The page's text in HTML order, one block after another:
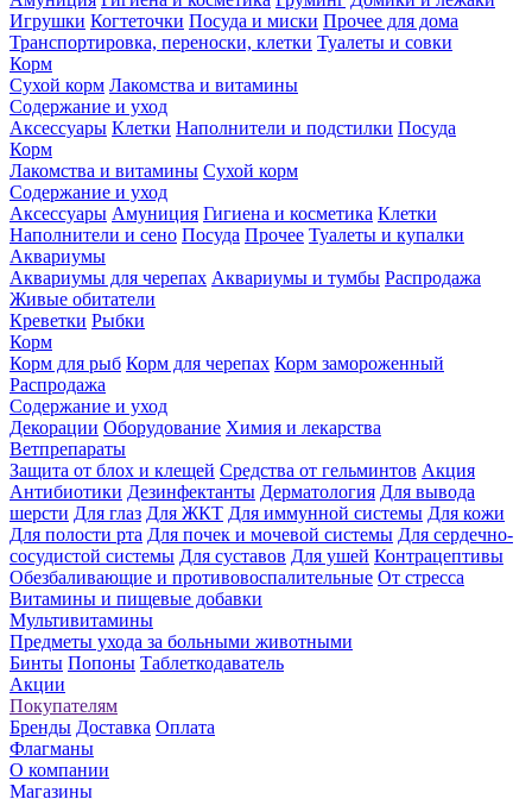
Игрушки Когтеточки Посуда и миски Прочее для дома
Транспортировка, переноски, клетки Туалеты и совки
Корм
Сухой корм Лакомства и витамины
Содержание и уход
Аксессуары Клетки Наполнители и подстилки Посуда
Корм
Лакомства и витамины Сухой корм
Содержание и уход
Аксессуары Амуниция Гигиена и косметика Клетки
Наполнители и сено Посуда Прочее Туалеты и купалки
Аквариумы
Аквариумы для черепах Аквариумы и тумбы Распродажа
Живые обитатели
Креветки Рыбки
Корм
Корм для рыб Корм для черепах Корм замороженный
Распродажа
Содержание и уход
Декорации Оборудование Химия и лекарства
Ветпрепараты
Защита от блох и клещей Средства от гельминтов Акция
Антибиотики Дезинфектанты Дерматология Для вывода
шерсти Для глаз Для ЖКТ Для иммунной системы Для кожи
Для полости рта Для почек и мочевой системы Для сердечно-
сосудистой системы Для суставов Для ушей Контрацептивы
Обезбаливающие и противовоспалительные От стресса
Витамины и пищевые добавки
Мультивитамины
Предметы ухода за больными животными
Бинты Попоны Таблеткодаватель
Акции
Покупателям
Бренды Доставка Оплата
Флагманы
О компании
Магазины